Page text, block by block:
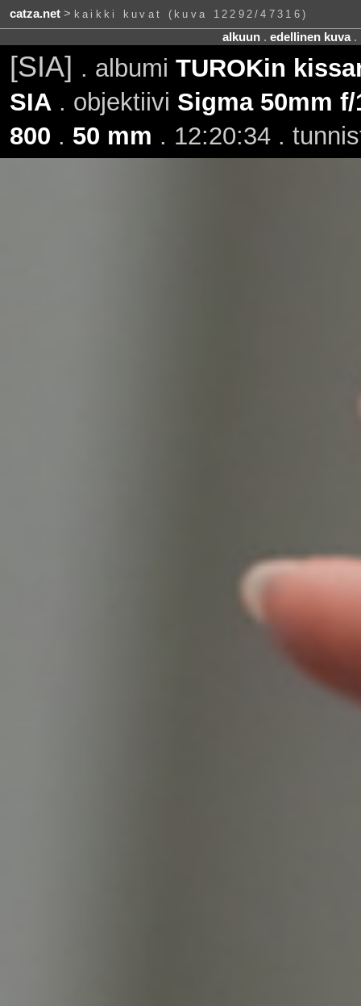
catza.net> kaikki kuvat (kuva 12292/47316)
alkuun. edellinen kuva.
[SIA] . albumi TUROKin
SIA . objektiivi Sigma 50mm f/
800 . 50 mm . 12:20:34 .